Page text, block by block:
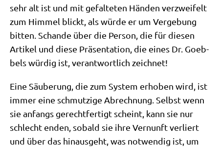
sehr alt ist und mit gefal­te­ten Hän­den ver­zwei­felt
zum Him­mel blickt, als wür­de er um Ver­ge­bung
bit­ten. Schan­de über die Per­son, die für die­sen
Arti­kel und die­se Prä­sen­ta­ti­on, die eines Dr. Goeb­
bels wür­dig ist, ver­ant­wort­lich zeichnet!
Eine Säu­be­rung, die zum System erho­ben wird, ist
immer eine schmut­zi­ge Abrech­nung. Selbst wenn
sie anfangs gerecht­fer­tigt scheint, kann sie nur
schlecht enden, sobald sie ihre Ver­nunft ver­liert
und über das hin­aus­geht, was not­wen­dig ist, um